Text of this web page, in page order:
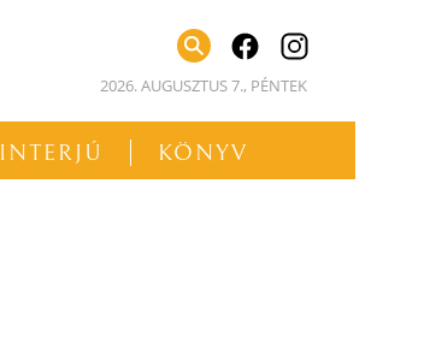
facebookinstagram
2026. AUGUSZTUS 7., PÉNTEK
INTERJÚ KÖNYV